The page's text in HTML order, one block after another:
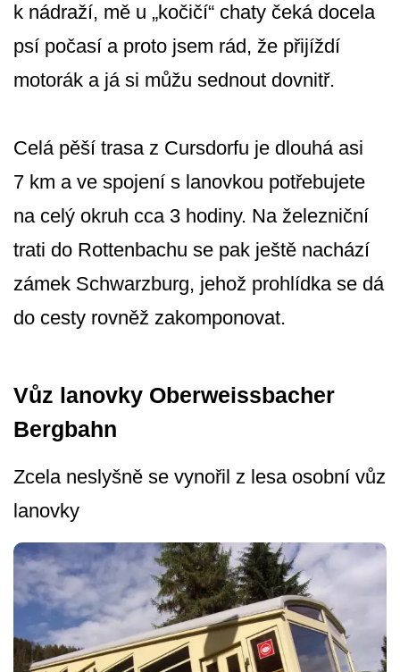
k nádraží, mě u „kočičí“ chaty čeká docela
psí počasí a proto jsem rád, že přijíždí
motorák a já si můžu sednout dovnitř.
Celá pěší trasa z Cursdorfu je dlouhá asi
7 km a ve spojení s lanovkou potřebujete
na celý okruh cca 3 hodiny. Na železniční
trati do Rottenbachu se pak ještě nachází
zámek Schwarzburg, jehož prohlídka se dá
do cesty rovněž zakomponovat.
Vůz lanovky Oberweissbacher
Bergbahn
Zcela neslyšně se vynořil z lesa osobní vůz
lanovky